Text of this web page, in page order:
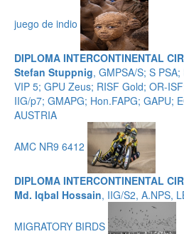
juego de indio
DIPLOMA INTERCONTINENTAL
Stefan Stuppnig, GMPSA/S; S
VIP 5; GPU Zeus; RISF Gold; OR-
IIG/p7; GMAPG; Hon.FAPG; GAPU;
AUSTRIA
AMC NR9 6412
DIPLOMA INTERCONTINENTAL
Md. Iqbal Hossain, IIG/S2, A.NPS,
MIGRATORY BIRDS